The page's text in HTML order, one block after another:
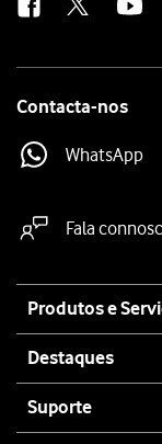
Contacta-nos
WhatsApp
Fala
map
Produtos e
Destaques
Suporte